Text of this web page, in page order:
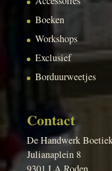
Boeken
Workshops
Exclusief
Borduurweetjes
Contact
De Handwerk
Julianaplein 8